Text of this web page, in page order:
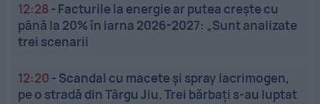
12:28 - Facturile la energie ar putea crește cu
până la 20% în iarna 2026-2027: „Sunt analizate
trei scenarii
12:20 - Scandal cu macete și spray lacrimogen,
pe o stradă din Târgu Jiu. Trei bărbați s-au luptat